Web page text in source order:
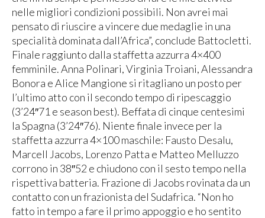
nelle migliori condizioni possibili. Non avrei mai
pensato di riuscire a vincere due medaglie in una
specialità dominata dall’Africa”, conclude Battocletti.
Finale raggiunto dalla staffetta azzurra 4×400
femminile. Anna Polinari, Virginia Troiani, Alessandra
Bonora e Alice Mangione si ritagliano un posto per
l’ultimo atto con il secondo tempo di ripescaggio
(3’24″71 e season best). Beffata di cinque centesimi
la Spagna (3’24″76). Niente finale invece per la
staffetta azzurra 4×100 maschile: Fausto Desalu,
Marcell Jacobs, Lorenzo Patta e Matteo Melluzzo
corrono in 38″52 e chiudono con il sesto tempo nella
rispettiva batteria. Frazione di Jacobs rovinata da un
contatto con un frazionista del Sudafrica. “Non ho
fatto in tempo a fare il primo appoggio e ho sentito